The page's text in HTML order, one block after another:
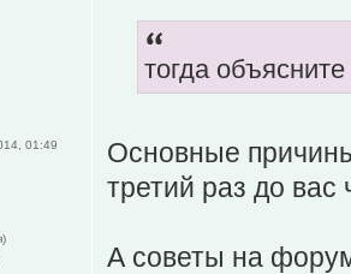
тогда
Основные
третий раз до вас
А советы на
01:49